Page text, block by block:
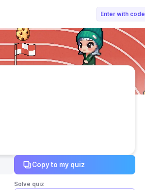
Enter with code
지슈쌤
Copy to my quiz
Solve quiz